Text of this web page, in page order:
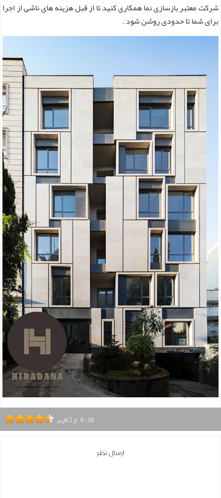
شرکت معتبر بازسازی نما همکاری کنید تا از قبل هزینه های ناشی از اجرا
برای شما تا حدودی روشن شود .
9/10 از2کاربر
ارسال نظر